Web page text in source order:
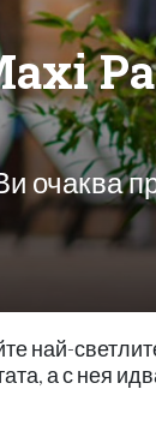
очаква
най-
а с нея